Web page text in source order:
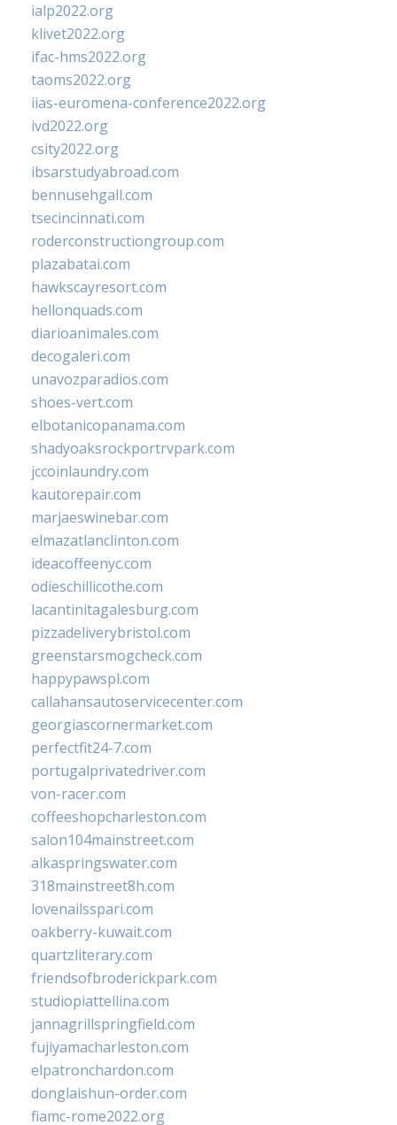
ialp2022.org
klivet2022.org
ifac-hms2022.org
taoms2022.org
iias-euromena-conference2022.org
ivd2022.org
csity2022.org
ibsarstudyabroad.com
bennusehgall.com
tsecincinnati.com
roderconstructiongroup.com
plazabatai.com
hawkscayresort.com
hellonquads.com
diarioanimales.com
decogaleri.com
unavozparadios.com
shoes-vert.com
elbotanicopanama.com
shadyoaksrockportrvpark.com
jccoinlaundry.com
kautorepair.com
marjaeswinebar.com
elmazatlanclinton.com
ideacoffeenyc.com
odieschillicothe.com
lacantinitagalesburg.com
pizzadeliverybristol.com
greenstarsmogcheck.com
happypawspl.com
callahansautoservicecenter.com
georgiascornermarket.com
perfectfit24-7.com
portugalprivatedriver.com
von-racer.com
coffeeshopcharleston.com
salon104mainstreet.com
alkaspringswater.com
318mainstreet8h.com
lovenailsspari.com
oakberry-kuwait.com
quartzliterary.com
friendsofbroderickpark.com
studiopiattellina.com
jannagrillspringfield.com
fujiyamacharleston.com
elpatronchardon.com
donglaishun-order.com
fiamc-rome2022.org